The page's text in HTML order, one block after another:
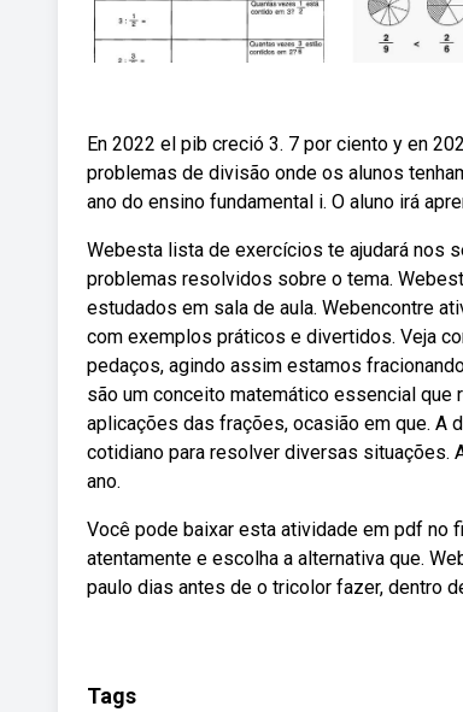
En 2022 el pib creció 3. 7 por ciento y en
problemas de divisão onde os alunos
ano do ensino fundamental i. O aluno irá
Webesta lista de exercícios te ajudará nos
problemas resolvidos sobre o tema.
estudados em sala de aula. Webencontre
com exemplos práticos e divertidos. Veja
pedaços, agindo assim estamos
são um conceito matemático essencial que
aplicações das frações, ocasião em que. A
cotidiano para resolver diversas situações.
ano.
Você pode baixar esta atividade em pdf no
atentamente e escolha a alternativa que.
paulo dias antes de o tricolor fazer, dentro
Tags